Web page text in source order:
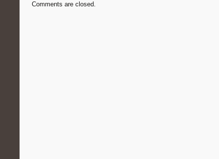
Comments are closed.